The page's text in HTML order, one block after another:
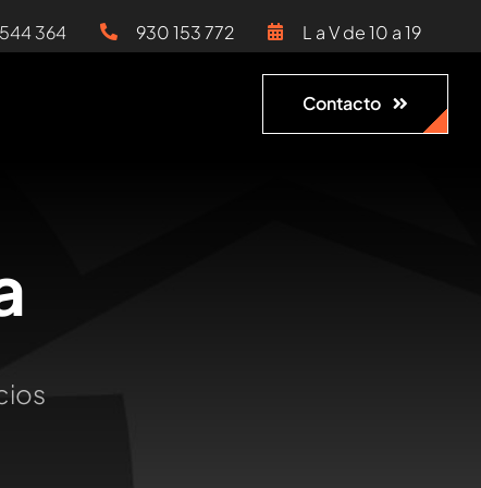
364 930 153 772 L a V de 10 a 19
Contacto